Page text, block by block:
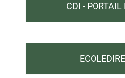
CDI - PORTAIL